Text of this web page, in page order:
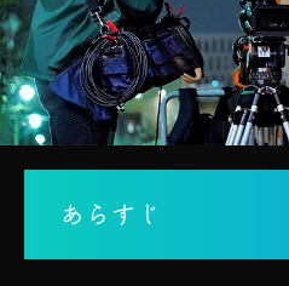
あらすじ